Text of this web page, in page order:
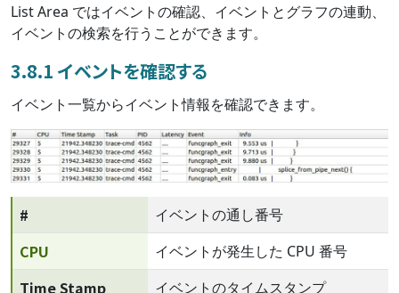
List Area ではイベントの確認、イベントとグラフの連動、
イベントの検索を行うことができます。
3.8.1 イベントを確認する
イベント一覧からイベント情報を確認できます。
# イベントの通し番号
CPU イベントが発生した CPU 番号
Time Stamp イベントのタイムスタンプ